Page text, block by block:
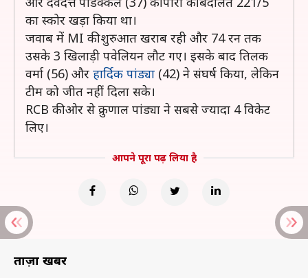
का स्कोर खड़ा किया था।
जवाब में MI की शुरुआत खराब रही और 74 रन तक
उसके 3 खिलाड़ी पवेलियन लौट गए। इसके बाद तिलक
वर्मा (56) और हार्दिक पांड्या (42) ने संघर्ष किया, लेकिन
टीम को जीत नहीं दिला सके।
RCB की ओर से क्रुणाल पांड्या ने सबसे ज्यादा 4 विकेट
लिए।
आपने पूरा पढ़ लिया है
ताज़ा खबरें